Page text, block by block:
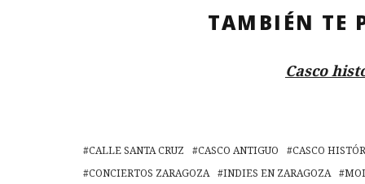
TAMBIÉN TE
Casco
CALLE SANTA CRUZ CASCO ANTIGUO CASCO
CONCIERTOS ZARAGOZA
INDIES EN ZARAGOZA